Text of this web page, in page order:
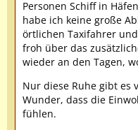
Personen Schiff in
habe ich keine große
örtlichen Taxifahrer
froh über das
wieder an den Tagen,
Nur diese Ruhe gibt es
Wunder, dass die
fühlen.